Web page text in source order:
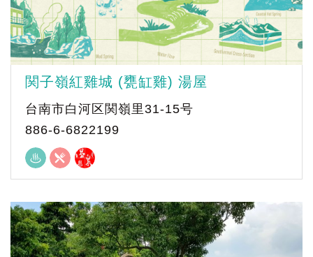
関子嶺紅雞城 (甕缸雞) 湯屋
台南市白河区関嶺里31-15号
886-6-6822199